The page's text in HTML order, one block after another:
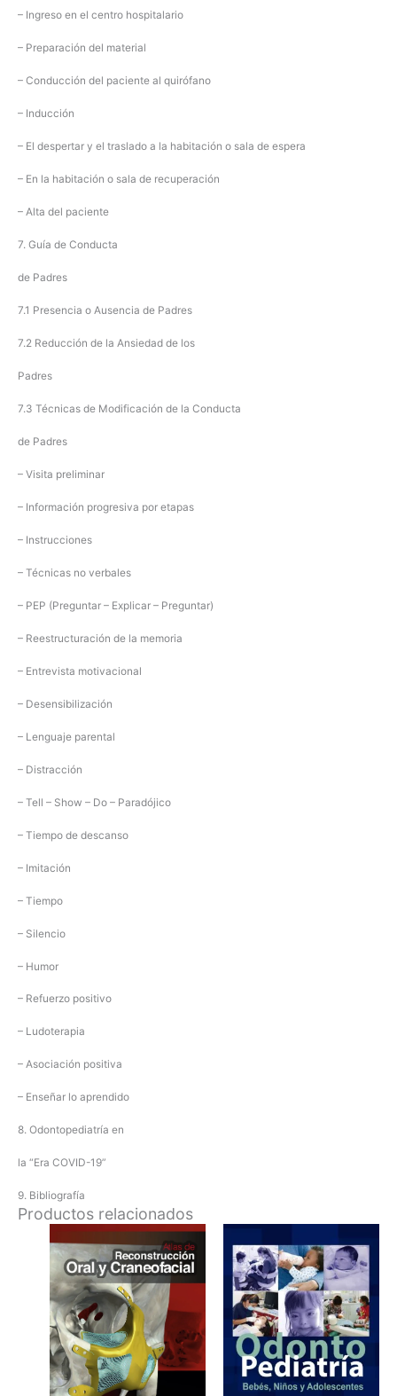
– Ingreso en el centro hospitalario
– Preparación del material
– Conducción del paciente al quirófano
– Inducción
– El despertar y el traslado a la habitación o sala de espera
– En la habitación o sala de recuperación
– Alta del paciente
7. Guía de Conducta
de Padres
7.1 Presencia o Ausencia de Padres
7.2 Reducción de la Ansiedad de los
Padres
7.3 Técnicas de Modificación de la Conducta
de Padres
– Visita preliminar
– Información progresiva por etapas
– Instrucciones
– Técnicas no verbales
– PEP (Preguntar – Explicar – Preguntar)
– Reestructuración de la memoria
– Entrevista motivacional
– Desensibilización
– Lenguaje parental
– Distracción
– Tell – Show – Do – Paradójico
– Tiempo de descanso
– Imitación
– Tiempo
– Silencio
– Humor
– Refuerzo positivo
– Ludoterapia
– Asociación positiva
– Enseñar lo aprendido
8. Odontopediatría en
la “Era COVID-19”
9. Bibliografía
Productos relacionados